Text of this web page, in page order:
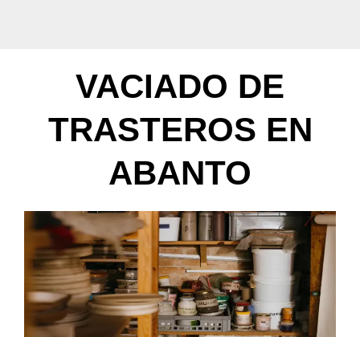
VACIADO DE
TRASTEROS EN
ABANTO